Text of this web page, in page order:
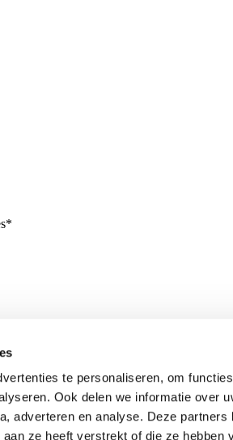
te personaliseren, om
Ook delen we informatie over
adverteren en analyse. Deze partners
ze heeft verstrekt of die ze hebben